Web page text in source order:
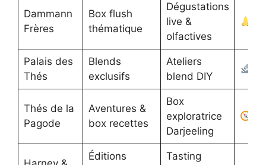
Dammann
Frères
Box flush
thématique
Dégustations
live &
olfactives
Palais des
Thés
Blends
exclusifs
Ateliers
blend DIY
Thés de la
Pagode
Aventures &
box recettes
Box
exploratrice
Darjeeling
Éditions
Tasting